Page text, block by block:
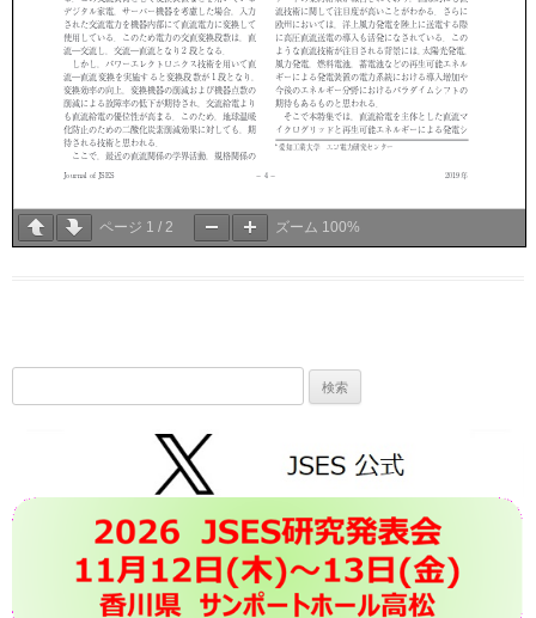
ページ 1 / 2 ズーム 100%
索: